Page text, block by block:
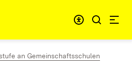
an Gemeinschaftsschulen